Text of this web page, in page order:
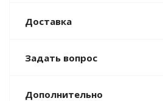
Доставка
Задать вопрос
Дополнительно